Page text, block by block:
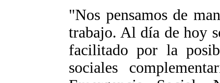
"Nos pensamos de
trabajo. Al día de hoy
facilitado por la
sociales